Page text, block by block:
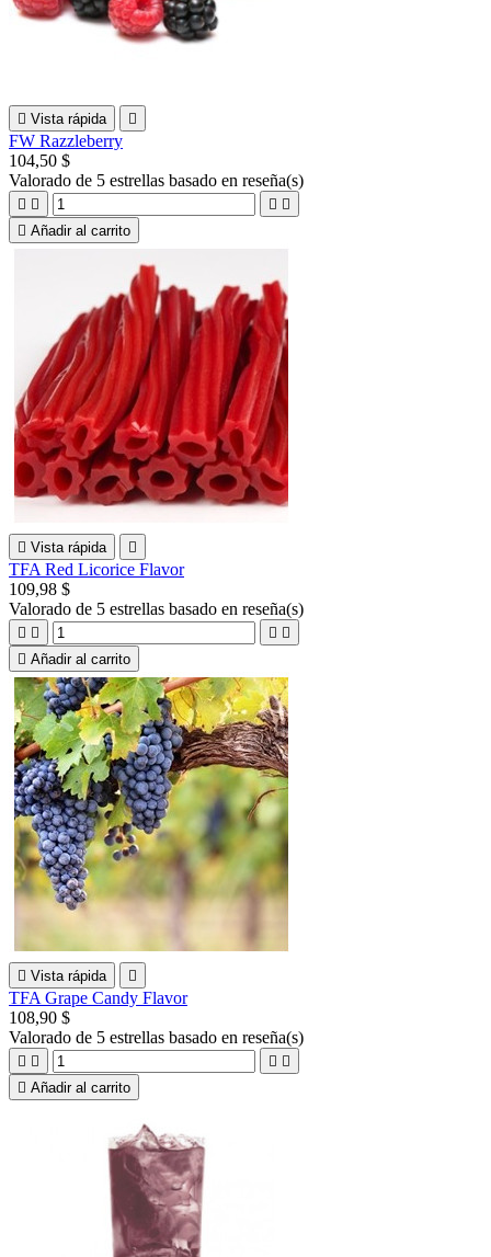
 Vista rápida 
FW Razzleberry
104,50 $
Valorado de 5 estrellas basado en reseña(s)
   
 Añadir al carrito
 Vista rápida 
TFA Red Licorice Flavor
109,98 $
Valorado de 5 estrellas basado en reseña(s)
   
 Añadir al carrito
 Vista rápida 
TFA Grape Candy Flavor
108,90 $
Valorado de 5 estrellas basado en reseña(s)
   
 Añadir al carrito